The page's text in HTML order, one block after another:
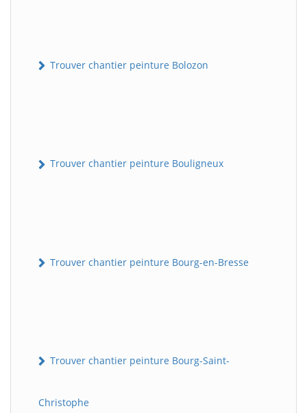
Trouver chantier peinture Bolozon
Trouver chantier peinture Bouligneux
Trouver chantier peinture Bourg-en-Bresse
Trouver chantier peinture Bourg-Saint-
Christophe